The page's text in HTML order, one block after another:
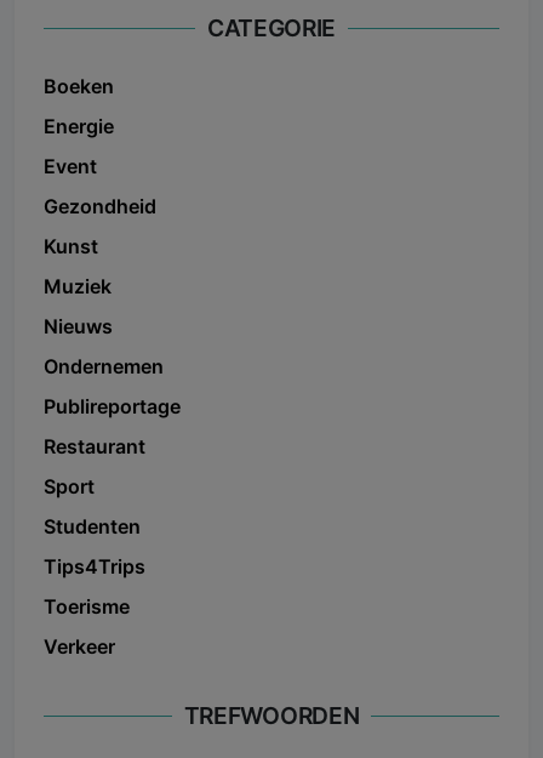
CATEGORIE
Boeken
Energie
Event
Gezondheid
Kunst
Muziek
Nieuws
Ondernemen
Publireportage
Restaurant
Sport
Studenten
Tips4Trips
Toerisme
Verkeer
TREFWOORDEN